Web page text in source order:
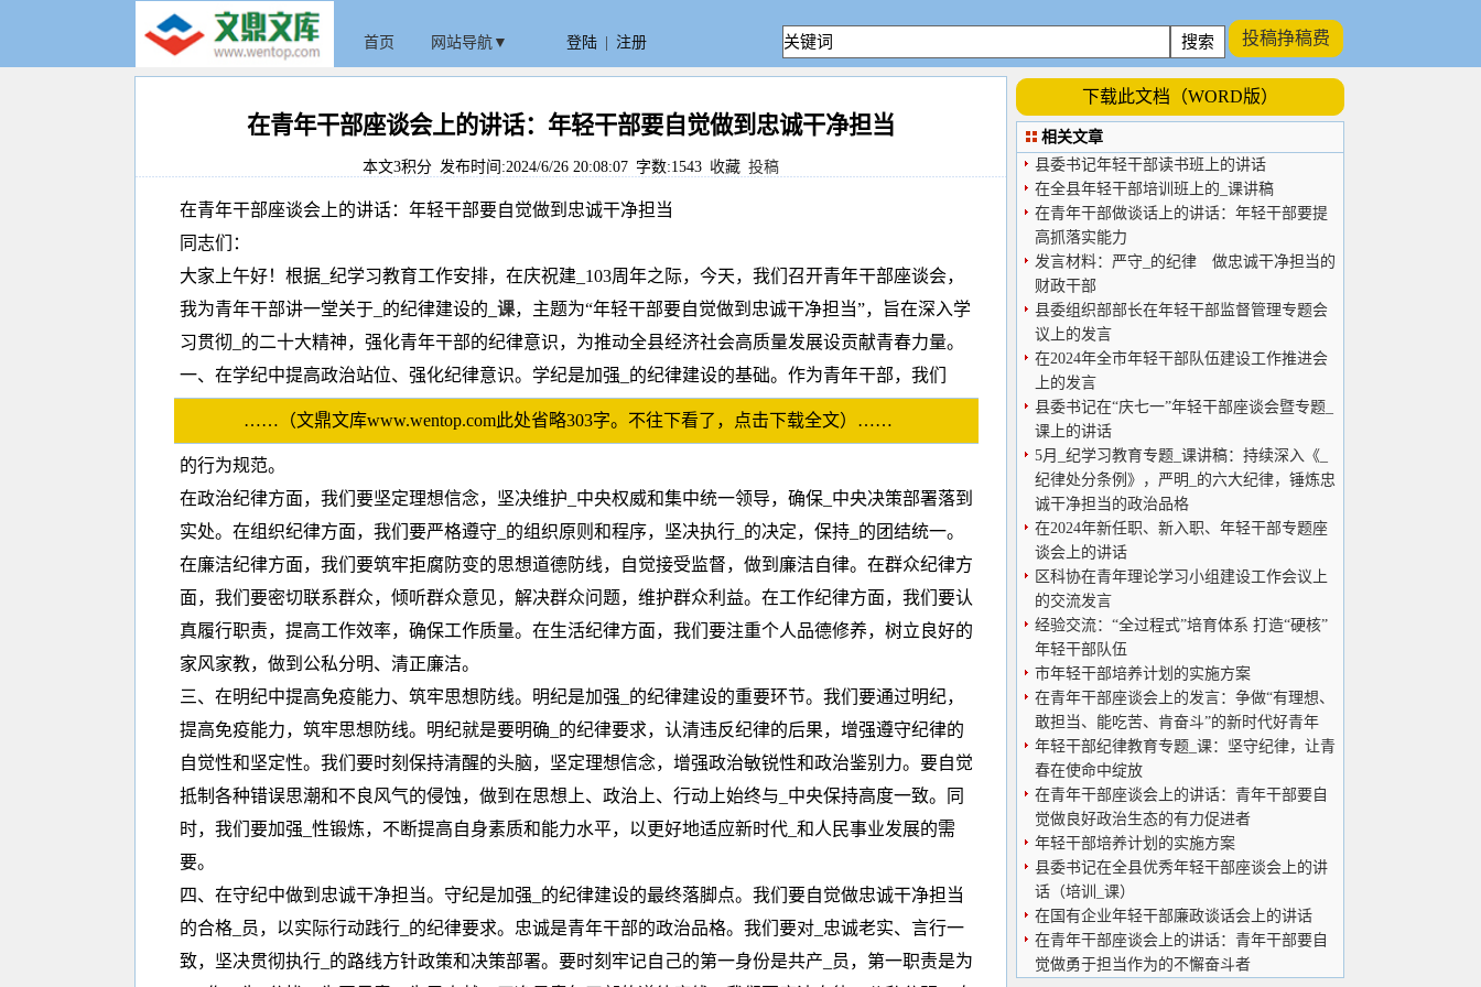
首页 网站导航▼ 登陆 注册 投稿挣稿费
在青年干部座谈会上的讲话：年轻干部要自觉做到忠诚干净担当
本文3积分 发布时间:2024/6/26 20:08:07 字数:1543 收藏 投稿
在青年干部座谈会上的讲话：年轻干部要自觉做到忠诚干净担当
同志们：
大家上午好！根据_纪学习教育工作安排，在庆祝建_103周年之际，今天，我们召开青年干部座谈会，
我为青年干部讲一堂关于_的纪律建设的 _课，主题为“年轻干部要自觉做到忠诚干净担当”，旨在深入学
习贯彻_的二十大精神，强化青年干部的纪律意识，为推动全县经济社会高质量发展设贡献青春力量。
一、在学纪中提高政治站位、强化纪律意识。学纪是加强_的纪律建设的基础。作为青年干部，我们
……（文鼎文库www.wentop.com此处省略303字。不往下看了，点击下载全文）……
的行为规范。
在政治纪律方面，我们要坚定理想信念，坚决维护_中央权威和集中统一领导，确保_中央决策部署落到
实处。在组织纪律方面，我们要严格遵守_的组织原则和程序，坚决执行_的决定，保持_的团结统一。
在廉洁纪律方面，我们要筑牢拒腐防变的思想道德防线，自觉接受监督，做到廉洁自律。在群众纪律方
面，我们要密切联系群众，倾听群众意见，解决群众问题，维护群众利益。在工作纪律方面，我们要认
真履行职责，提高工作效率，确保工作质量。在生活纪律方面，我们要注重个人品德修养，树立良好的
家风家教，做到公私分明、清正廉洁。
三、在明纪中提高免疫能力、筑牢思想防线。明纪是加强_的纪律建设的重要环节。我们要通过明纪，
提高免疫能力，筑牢思想防线。明纪就是要明确_的纪律要求，认清违反纪律的后果，增强遵守纪律的
自觉性和坚定性。我们要时刻保持清醒的头脑，坚定理想信念，增强政治敏锐性和政治鉴别力。要自觉
抵制各种错误思潮和不良风气的侵蚀，做到在思想上、政治上、行动上始终与_中央保持高度一致。同
时，我们要加强_性锻炼，不断提高自身素质和能力水平，以更好地适应新时代_和人民事业发展的需
要。
四、在守纪中做到忠诚干净担当。守纪是加强_的纪律建设的最终落脚点。我们要自觉做忠诚干净担当
的合格_员，以实际行动践行_的纪律要求。忠诚是青年干部的政治品格。我们要对_忠诚老实、言行一
致，坚决贯彻执行_的路线方针政策和决策部署。要时刻牢记自己的第一身份是共产_员，第一职责是为
下载此文档（WORD版）
相关文章
县委书记年轻干部读书班上的讲话
在全县年轻干部培训班上的_课讲稿
在青年干部做谈话上的讲话：年轻干部要提
高抓落实能力
发言材料：严守_的纪律 做忠诚干净担当的
财政干部
县委组织部部长在年轻干部监督管理专题会
议上的发言
在2024年全市年轻干部队伍建设工作推进会
上的发言
县委书记在“庆七一”年轻干部座谈会暨专题_
课上的讲话
5月_纪学习教育专题_课讲稿：持续深入《_
纪律处分条例》，严明_的六大纪律，锤炼忠
诚干净担当的政治品格
在2024年新任职、新入职、年轻干部专题座
谈会上的讲话
区科协在青年理论学习小组建设工作会议上
的交流发言
经验交流：“全过程式”培育体系 打造“硬核”
年轻干部队伍
市年轻干部培养计划的实施方案
在青年干部座谈会上的发言：争做“有理想、
敢担当、能吃苦、肯奋斗”的新时代好青年
年轻干部纪律教育专题_课：坚守纪律，让青
春在使命中绽放
在青年干部座谈会上的讲话：青年干部要自
觉做良好政治生态的有力促进者
年轻干部培养计划的实施方案
县委书记在全县优秀年轻干部座谈会上的讲
话（培训_课）
在国有企业年轻干部廉政谈话会上的讲话
在青年干部座谈会上的讲话：青年干部要自
觉做勇于担当作为的不懈奋斗者